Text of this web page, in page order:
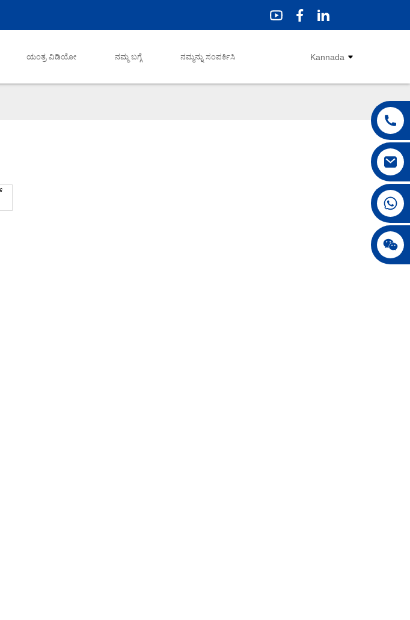
ಯಂತ್ರ ವಿಡಿಯೋ ನಮ್ಮ ಬಗ್ಗೆ ನಮ್ಮನ್ನು ಸಂಪರ್ಕಿಸಿ Kannada